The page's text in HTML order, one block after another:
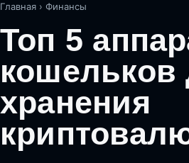
Главная › Финансы
Топ 5
кошельков
хранения